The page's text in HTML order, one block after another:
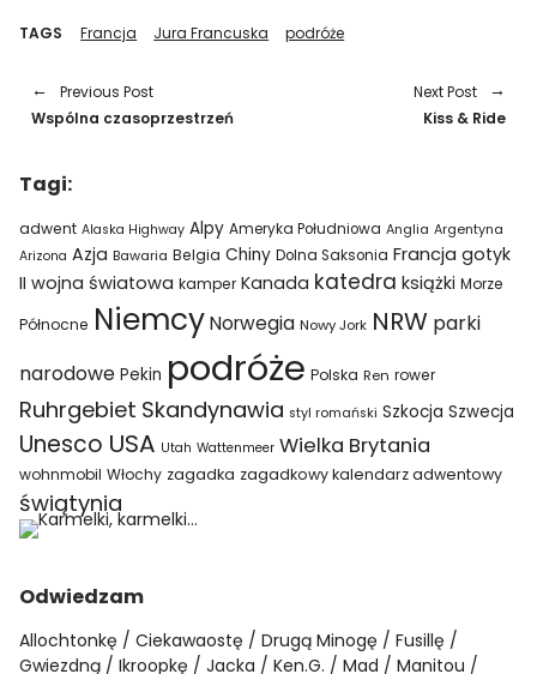
TAGS Francja Jura Francuska podróże
Previous Post
Wspólna czasoprzestrzeń
Next Post
Kiss & Ride
Tagi:
adwent Alaska Highway Alpy Ameryka Południowa Anglia Argentyna
Arizona Azja Bawaria Belgia Chiny Dolna Saksonia Francja gotyk
II wojna światowa kamper Kanada katedra książki Morze
Północne Niemcy Norwegia Nowy Jork NRW parki
narodowe Pekin podróże Polska Ren rower
Ruhrgebiet Skandynawia styl romański Szkocja Szwecja
Unesco USA Utah Wattenmeer Wielka Brytania
wohnmobil Włochy zagadka zagadkowy kalendarz adwentowy
świątynia
Odwiedzam
Allochtonkę Ciekawaostę Drugą Minogę
Fusillę
Gwiezdną
Ikroopkę Jacka Ken.G. Mad
Manitou